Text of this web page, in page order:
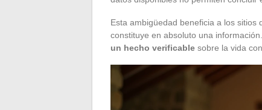
Esta ambigüedad beneficia a los
constituye en absoluto una información.
un hecho verificable sobre la vida